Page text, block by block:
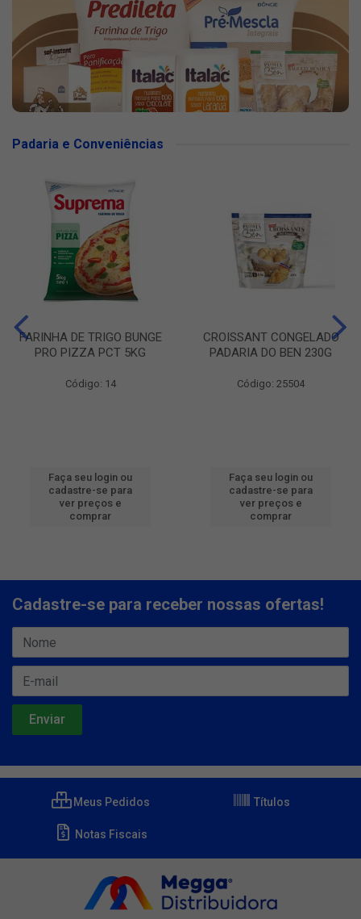
Padaria e Conveniências
FARINHA DE TRIGO BUNGE
PRO PIZZA PCT 5KG
Código: 14
Faça seu login ou
cadastre-se para
ver preços e
comprar
CROISSANT CONGELADO
PADARIA DO BEN 230G
Código: 25504
Faça seu login ou
cadastre-se para
ver preços e
comprar
Cadastre-se para receber nossas ofertas!
Meus Pedidos Títulos
Notas Fiscais